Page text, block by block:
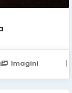
Imagini